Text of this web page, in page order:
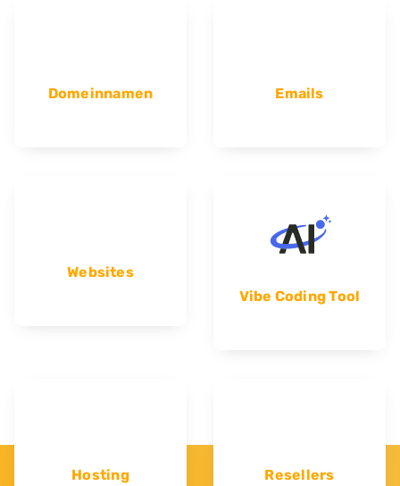
Domeinnamen Emails
Websites
Vibe Coding Tool
Hosting Resellers